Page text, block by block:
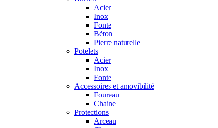
Acier
Inox
Fonte
Béton
Pierre naturelle
Potelets
Acier
Inox
Fonte
Accessoires et amovibilité
Foureau
Chaine
Protections
Arceau